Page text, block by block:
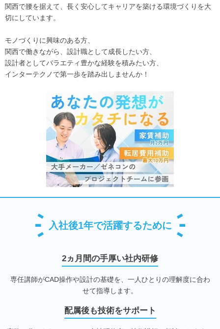
関西で腰を据えて、長く安心してキャリアを築ける環境づくりを大
切にしています。
モノづくりに興味のある方、
関西で働きながら、設計職として成長したい方、
設計者としてバラエティ豊かな経験を積みたい方、
インターテクノで第一歩を踏み出しませんか！
入社後1年で活躍するために
2ヵ月間の手厚い社内研修
専任講師がCAD操作や設計の基礎を、一人ひとりの理解度に合わ
せて指導します。
配属後も技術をサポート